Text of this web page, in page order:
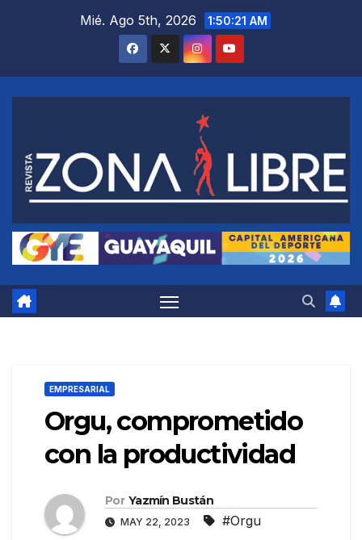
Mié. Ago 5th, 2026 1:50:22 AM
EMPRESARIAL
Orgu, comprometido
con la productividad
Por Yazmín Bustán
MAY 22, 2023 #Orgu